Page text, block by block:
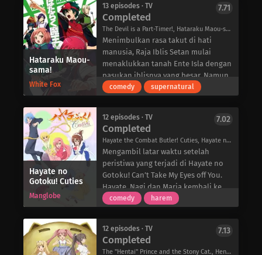
metode alternatif untuk menghadapi
bahaya yang ditimbulkan oleh para
Arwah-membuat mereka jatuh cinta
padanya. Sekarang, nasib dunia
bergantung pada kecakapannya
dalam berkencan, saat dia mencari
para Roh untuk memikat mereka.
mengalahkan penjajah dengan cara
apa pun.
tempat mereka semua tinggal.
Mahiro hanya ingin sedikit
kewarasan. Dia tidak ingin menjadi
mainan cinta dari Nyarlathotepan,
Cthughan, atau Hasturan yang suka
menembak. Dia mungkin akan
bertahan atau tidak.
Hataraku Maou-
sama!
White Fox
13 episodes · TV
Completed
The Devil is a Part-Timer!, Hataraku Maou-sama!, はたらく魔王さま!
7.71
Menimbulkan rasa takut di hati
manusia, Raja Iblis Setan mulai
menaklukkan tanah Ente Isla dengan
pasukan iblisnya yang besar. Namun,
saat memulai pencarian brutal untuk
memaksa Setan untuk mundur
dengan cepat melalui portal dimensi
hanya untuk mendarat di dunia
manusia. Bersama dengan jenderal
setianya, Alsiel, sang iblis terdampar
di Tokyo masa kini dan bersumpah
untuk kembali dan menyelesaikan
penaklukannya atas Ente Isla-yaitu,
untuk kembali!
Tak berdaya di dunia tanpa sihir,
Setan menyamar sebagai manusia
comedy supernatural
Hayate no
Gotoku! Cuties
Manglobe
12 episodes · TV
Completed
Hayate the Combat Butler! Cuties, Hayate no Gotoku! (2013), ハヤテのごとく！ Cuties
7.02
Mengambil latar waktu setelah
peristiwa yang terjadi di Hayate no
Gotoku! Can’t Take My Eyes off You.
Hayate, Nagi dan Maria kembali ke
kehidupan sehari-hari mereka di
comedy harem
12 episodes · TV
Completed
The "Hentai" Prince and the Stony Cat., HenNeko, 変態王子と笑わない猫。
7.13